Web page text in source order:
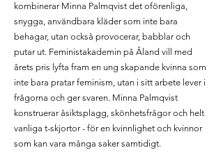
kombinerar Minna Palmqvist det oförenliga,
snygga, användbara kläder som inte bara
behagar, utan också provocerar, babblar och
putar ut. Feministakademin på Åland vill med
årets pris lyfta fram en ung skapande kvinna som
inte bara pratar feminism, utan i sitt arbete lever i
frågorna och ger svaren. Minna Palmqvist
konstruerar åsiktsplagg, skönhetsfrågor och helt
vanliga t-skjortor - för en kvinnlighet och kvinnor
som kan vara många saker samtidigt.